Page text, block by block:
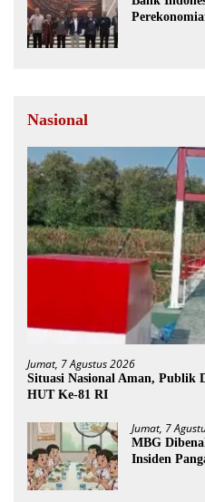
Nasional
Jumat, 7 Agustus 2026
Situasi Nasional Aman, Publik
HUT Ke-81 RI
Jumat, 7
MBG
Insiden